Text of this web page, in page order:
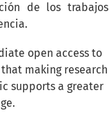
de los trabajos
open access to
making research
supports a greater